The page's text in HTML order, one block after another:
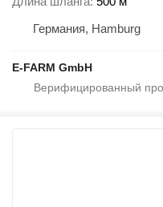
Германия, Hamburg
E-FARM GmbH